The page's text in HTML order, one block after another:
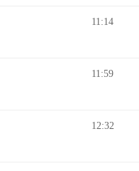
11:14
11:59
12:32